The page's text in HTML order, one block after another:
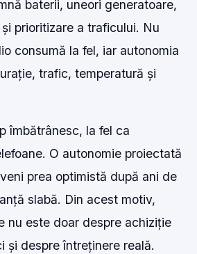
baterii, uneori generatoare,
prioritizare a traficului. Nu
consumă la fel, iar autonomia
trafic, temperatură și
îmbătrânesc, la fel ca
O autonomie proiectată
prea optimistă după ani de
slabă. Din acest motiv,
nu este doar despre achiziție
și despre întreținere reală.